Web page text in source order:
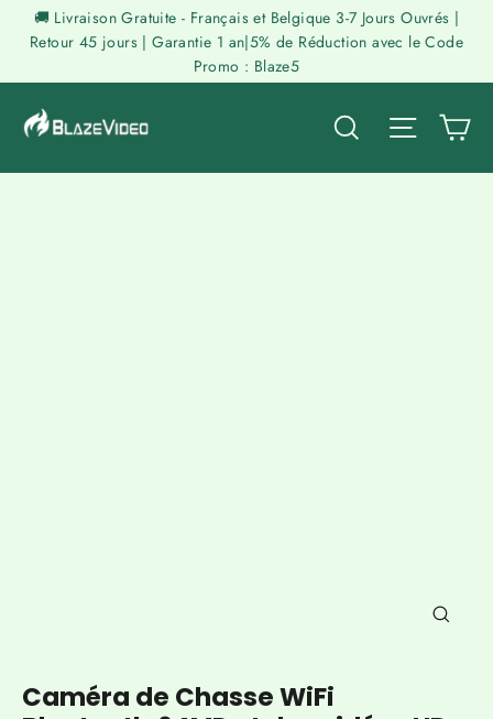
Passer🚚 Livraison Gratuite - Français et Belgique 3-7 Jours Ouvrés |
Retour 45 jours | Garantie 1 an|5% de Réduction avec le Code
Promo : Blaze5
Rechercher
Caméra de Chasse WiFi